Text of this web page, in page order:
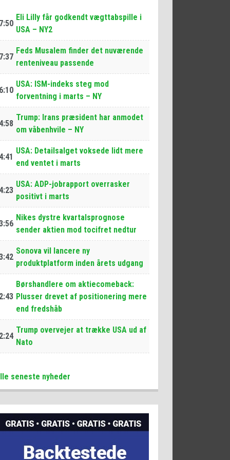
Eli Lilly får godkendt vægttabspille i
USA – NY2
Feds Musalem finder det nuværende
renteniveau passende
USA: ISM-indeks steg mod
forventning i marts – NY
Trump: Irans præsident har anmodet
om våbenhvile – NY
USA: Detailsalget voksede lidt mere
end ventet i marts
USA: ADP-jobrapport overrasker
positivt i marts
Nikes dystre kvartalsprognose
sender aktien mod tocifret nedtur
Sonova vil lancere ny
produktplatform inden årets udgang
Børshandlere om aktiecomeback:
Plusser drevet af positionering mere
end fredshåb
Trump overvejer at trække USA ud af
Nato
seneste nyheder